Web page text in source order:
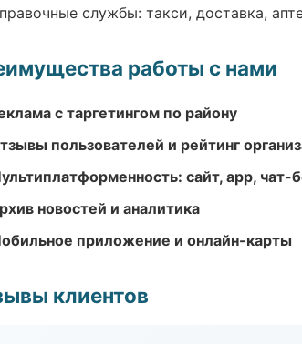
службы: такси, доставка,
работы с нами
с таргетингом по району
пользователей и рейтинг
сайт, app, чат-
новостей и аналитика
приложение и онлайн-карты
клиентов